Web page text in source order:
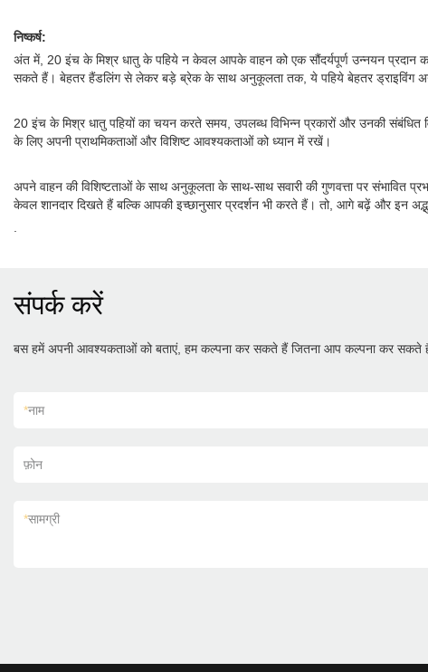
निष्कर्ष:
अंत में, 20 इंच के मिश्र धातु के पहिये न केवल आपके वाहन को एक सौंदर्यपूर्ण उन्नयन प्रदान
सकते हैं। बेहतर हैंडलिंग से लेकर बड़े ब्रेक के साथ अनुकूलता तक, ये पहिये बेहतर ड्राइविंग
20 इंच के मिश्र धातु पहियों का चयन करते समय, उपलब्ध विभिन्न प्रकारों और उनकी संबंधित
के लिए अपनी प्राथमिकताओं और विशिष्ट आवश्यकताओं को ध्यान में रखें।
अपने वाहन की विशिष्टताओं के साथ अनुकूलता के साथ-साथ सवारी की गुणवत्ता पर संभावित
केवल शानदार दिखते हैं बल्कि आपकी इच्छानुसार प्रदर्शन भी करते हैं। तो, आगे बढ़ें और इन
संपर्क करें
बस हमें अपनी आवश्यकताओं को बताएं, हम कल्पना कर सकते हैं जितना आप कल्पना कर सकते
*नाम
फ़ोन
*सामग्री